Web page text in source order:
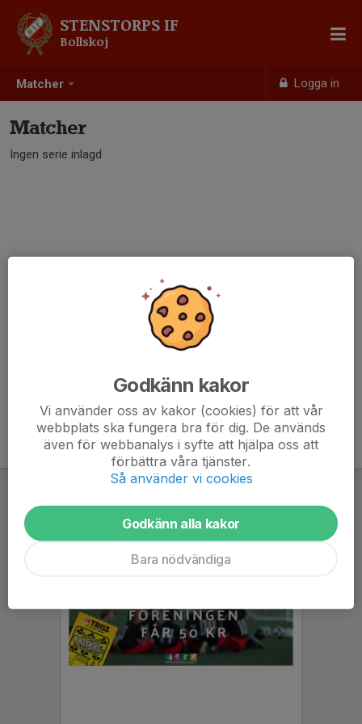
Matcher Logga in
STENSTORPS IF
Bollskoj
Matcher
Ingen serie inlagd
Godkänn kakor
Vi använder oss av kakor (cookies) för att vår
webbplats ska fungera bra för dig. De används
även för webbanalys i syfte att hjälpa oss att
förbättra våra tjänster.
Så använder vi cookies
Godkänn alla kakor
Bara nödvändiga